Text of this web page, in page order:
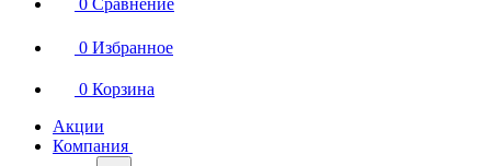
0 Сравнение
0 Избранное
0 Корзина
Акции
Компания